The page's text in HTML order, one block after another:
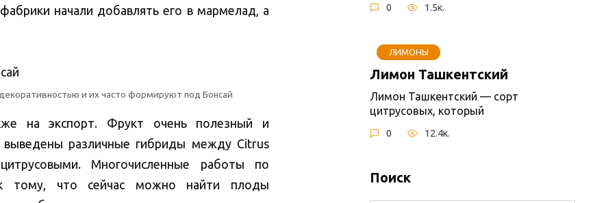
начали добавлять его в мармелад, а
и их часто формируют под Бонсай
на экспорт. Фрукт очень полезный и
выведены различные гибриды между Citrus
Многочисленные работы по
тому, что сейчас можно найти плоды
0 1.5к.
ЛИМОНЫ
Лимон Ташкентский
Лимон Ташкентский — сорт
цитрусовых, который
0 12.4к.
Поиск